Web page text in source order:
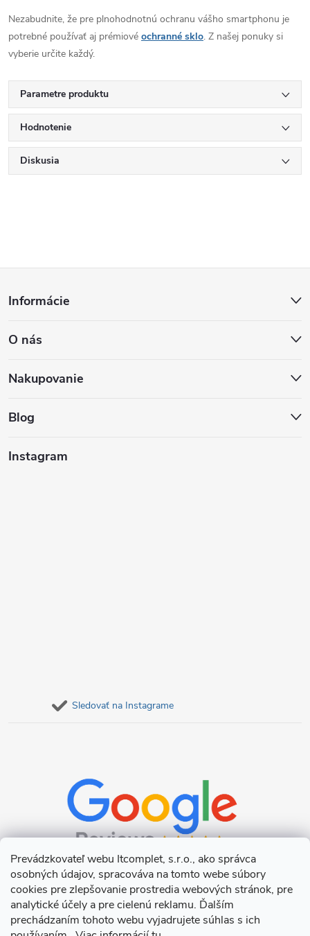
Prevádzkovateľ webu Itcomplet, s.r.o., ako správca
osobných údajov, spracováva na tomto webe súbory
cookies pre zlepšovanie prostredia webových stránok, pre
analytické účely a pre cielenú reklamu. Ďalším
prechádzaním tohoto webu vyjadrujete súhlas s ich
Nezabudnite, že pre plnohodnotnú ochranu vášho smartphonu je
potrebné používať aj prémiové ochranné sklo. Z našej ponuky si
vyberie určite každý.
Parametre produktu
Hodnotenie
Diskusia
p
ä
Informácie
O nás
Nakupovanie
Blog
Instagram
Sledovať na Instagrame